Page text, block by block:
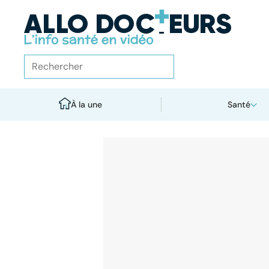
À la une Santé